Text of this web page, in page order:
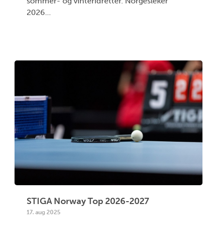
2026...
STIGA Norway Top 2026-2027
17. aug 2025